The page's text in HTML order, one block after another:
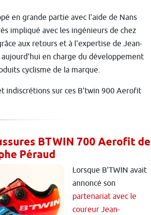
en grande partie avec l'aide de Nans
impliqué avec les ingénieurs de chez
aux retours et à l'expertise de Jean-
en charge du développement
cyclisme de la marque.
indiscrétions sur ces B'twin 900 Aerofit
BTWIN 700 Aerofit de
Péraud
Lorsque B'TWIN avait
annoncé son
partenariat avec le
coureur Jean-